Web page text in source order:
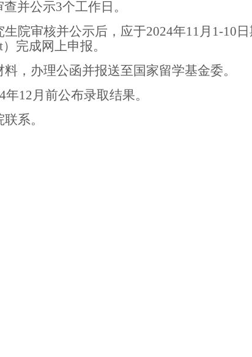
查并公示3个工作日。
院审核并公示后，应于2024年11 月 1-10
）完成网上申报。
，办理公函并报送至国家留学基金委。
年12月前公布录取结果。
系。